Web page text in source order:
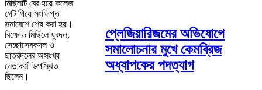
মিছিলটি বের হয়ে কলেজ
গেট গিয়ে সংক্ষিপ্ত
সমাবেশে শেষ করা হয়।
বিক্ষোভ মিছিলে যুবদল,
সেচ্ছাসেবকদল ও
ছাত্রদলের অসংখ্য
নেতাকর্মী উপস্থিত
ছিলেন।
প্লেজিয়ারিজমের অভিযোগে
সমালোচনার মুখে কেমব্রিজ
অধ্যাপকের পদত্যাগ